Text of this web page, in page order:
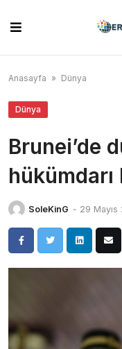
content
Anasayfa » Dünya
Dünya
Brunei’de
SoleKinG - 29 Mayıs